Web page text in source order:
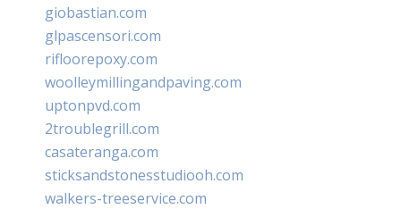
giobastian.com
glpascensori.com
rifloorepoxy.com
woolleymillingandpaving.com
uptonpvd.com
2troublegrill.com
casateranga.com
sticksandstonesstudiooh.com
walkers-treeservice.com